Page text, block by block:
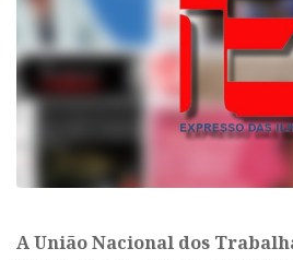
A União Nacional dos